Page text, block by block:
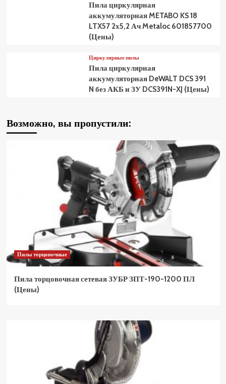
Пила циркулярная
аккумуляторная METABO KS 18
LTX57 2х5,2 Ач Metaloc 601857700
(Цены)
Циркулярные пилы
Пила циркулярная
аккумуляторная DeWALT DCS 391
N без АКБ и ЗУ DCS391N-XJ (Цены)
Возможно, вы пропустили:
Пилы торцовочные
Пила торцовочная сетевая ЗУБР ЗПТ-190-1200 ПЛ
(Цены)